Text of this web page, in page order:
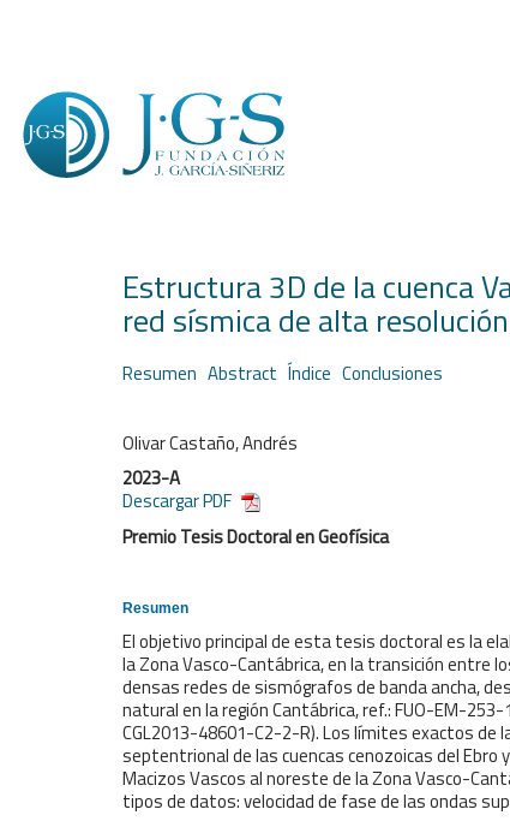
Estructura 3D de la cuenca
red sísmica de alta
Resumen Abstract Índice Conclusiones
Olivar Castaño, Andrés
2023-A
Descargar PDF
Premio Tesis Doctoral en Geofísica
Resumen
El objetivo principal de esta tesis doctoral es la
la Zona Vasco-Cantábrica, en la transición entre
densas redes de sismógrafos de banda ancha,
natural en la región Cantábrica, ref.: FUO-EM-
CGL2013-48601-C2-2-R). Los límites exactos de
septentrional de las cuencas cenozoicas del Ebro
Macizos Vascos al noreste de la Zona Vasco-
tipos de datos: velocidad de fase de las ondas